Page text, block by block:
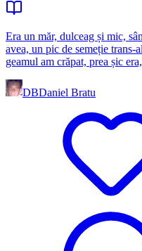
Era un măr, dulceag și mic,
avea, un pic de semeție
geamul am crăpat, prea șic
DBDaniel Bratu